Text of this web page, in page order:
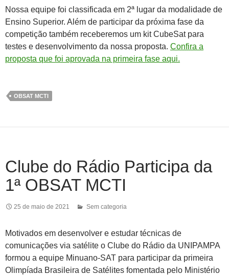
Nossa equipe foi classificada em 2ª lugar da modalidade de
Ensino Superior. Além de participar da próxima fase da
competição também receberemos um kit CubeSat para
testes e desenvolvimento da nossa proposta. Confira a
proposta que foi aprovada na primeira fase aqui.
OBSAT MCTI
Clube do Rádio Participa da
1ª OBSAT MCTI
25 de maio de 2021 Sem categoria
Motivados em desenvolver e estudar técnicas de
comunicações via satélite o Clube do Rádio da UNIPAMPA
formou a equipe Minuano-SAT para participar da primeira
Olimpíada Brasileira de Satélites fomentada pelo Ministério